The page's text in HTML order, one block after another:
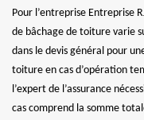
Pour l’entreprise Entreprise
de bâchage de toiture varie
dans le devis général pour
toiture en cas d’opération
l’expert de l’assurance
cas comprend la somme